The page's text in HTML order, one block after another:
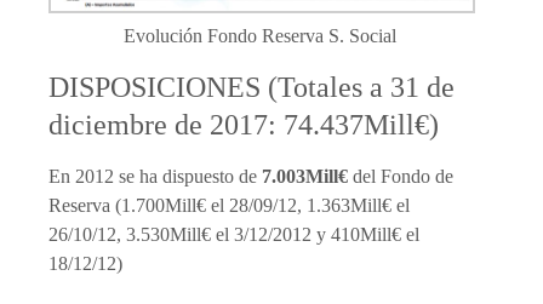
Evolución Fondo Reserva S. Social
DISPOSICIONES (Totales a 31 de
diciembre de 2017: 74.437Mill€)
En 2012 se ha dispuesto de 7.003Mill€ del Fondo de
Reserva (1.700Mill€ el 28/09/12, 1.363Mill€ el
26/10/12, 3.530Mill€ el 3/12/2012 y 410Mill€ el
18/12/12)